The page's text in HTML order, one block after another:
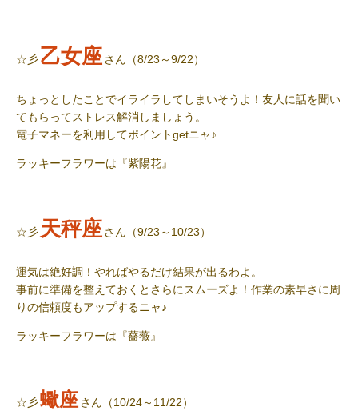
☆彡乙女座さん（8/23～9/22）
ちょっとしたことでイライラしてしまいそうよ！友人に話を聞い
てもらってストレス解消しましょう。
電子マネーを利用してポイントgetニャ♪
ラッキーフラワーは『紫陽花』
☆彡 天秤座さん（9/23～10/23）
運気は絶好調！やればやるだけ結果が出るわよ。
事前に準備を整えておくとさらにスムーズよ！作業の素早さに周
りの信頼度もアップするニャ♪
ラッキーフラワーは『薔薇』
☆彡蠍座さん（10/24～11/22）